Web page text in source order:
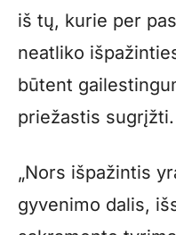
iš tų, kurie per
neatliko
būtent
priežastis sugrįžti.
„Nors išpažintis
gyvenimo dalis,